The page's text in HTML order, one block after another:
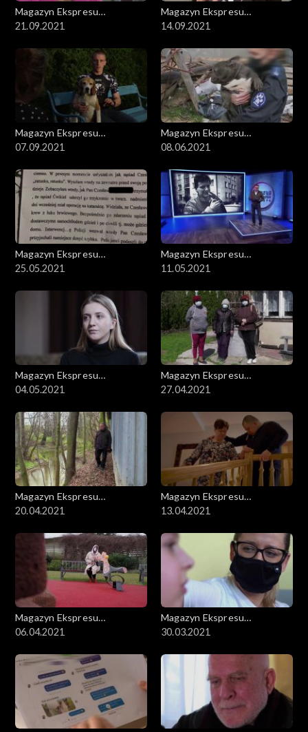
Magazyn Ekspresu
Reporterów
21.09.2021
Magazyn Ekspresu
Reporterów
14.09.2021
Magazyn Ekspresu
Reporterów
07.09.2021
Magazyn Ekspresu
Reporterów
08.06.2021
Magazyn Ekspresu
Reporterów
25.05.2021
Magazyn Ekspresu
Reporterów
11.05.2021
Magazyn Ekspresu
Reporterów
04.05.2021
Magazyn Ekspresu
Reporterów
27.04.2021
Magazyn Ekspresu
Reporterów
20.04.2021
Magazyn Ekspresu
Reporterów
13.04.2021
Magazyn Ekspresu
Reporterów
06.04.2021
Magazyn Ekspresu
Reporterów
30.03.2021